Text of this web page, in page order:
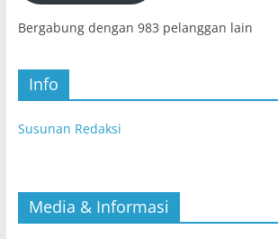
Bergabung dengan 983 pelanggan lain
Info
Susunan Redaksi
Media & Informasi